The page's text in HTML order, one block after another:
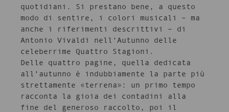
quotidiani. Si prestano bene, a questo
modo di sentire, i colori musicali – ma
anche i riferimenti descrittivi – di
Antonio Vivaldi nell’Autunno delle
celeberrime Quattro Stagioni.
Delle quattro pagine, quella dedicata
all’autunno è indubbiamente la parte più
strettamente «terrena»: un primo tempo
racconta la gioia dei contadini alla
fine del generoso raccolto, poi il